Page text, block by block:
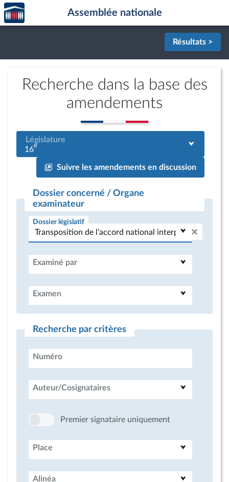
Aller au contenu
Aller en bas de la page
Accèder
à la
page
Assemblée nationale
Résultats >
Recherche dans la base des
amendements
Législature
16e
Suivre les amendements en discussion
Dossier concerné / Organe
examinateur
Dossier législatif
Examiné par
Examen
Recherche par critères
Numéro
Auteur/Cosignataires
Premier signataire uniquement
Place
Alinéa